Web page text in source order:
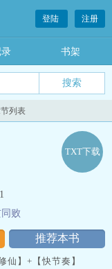
登陆 注册
书架
列表
推荐本书
TXT下载
败
修仙】+【快节奏】